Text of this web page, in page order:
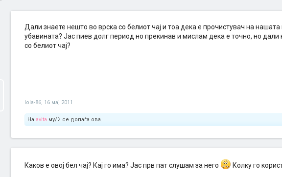
Дали знаете нешто во врска со белиот чај и тоа дека е прочистувач на
убавината? Јас пиев долг период но прекинав и мислам дека е точно, но дали
со белиот чај?
lola-86, 16 мај 2011
На avita му/ѝ се допаѓа ова.
Каков е овој бел чај? Кај го има? Јас прв пат слушам за него Колку го